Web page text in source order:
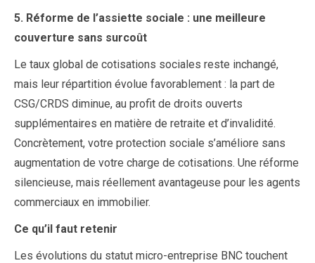
5. Réforme de l’assiette sociale : une meilleure
couverture sans surcoût
Le taux global de cotisations sociales reste inchangé,
mais leur répartition évolue favorablement : la part de
CSG/CRDS diminue, au profit de droits ouverts
supplémentaires en matière de retraite et d’invalidité.
Concrètement, votre protection sociale s’améliore sans
augmentation de votre charge de cotisations. Une réforme
silencieuse, mais réellement avantageuse pour les agents
commerciaux en immobilier.
Ce qu’il faut retenir
Les évolutions du statut micro-entreprise BNC touchent